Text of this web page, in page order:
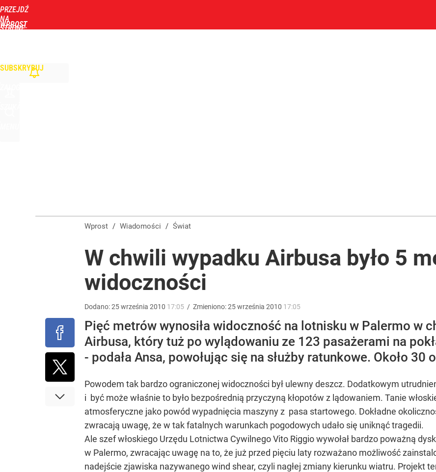
PRZEJDŹ
NA
STRONĘ
WPROST
SUBSKRYBUJ
4
Tego sondażu premier nie może zlekceważyć. Polacy o przywróceniu CPN
Masowe zatrucia nad polskim morzem. Wprowadzono kwarantannę
Morawiecki powoła partię. Chce współpracy z Mentzenem. „Jestem otwarty”
Wprost / Wiadomości / Świat
W chwili wypadku Airbusa było 5
widoczności
Dodano:25września 2010 17:05 / Zmieniono:25września 2010 17:05
Pięć metrów wynosiła widoczność na lotnisku w Palermo w
Airbusa, który tuż po wylądowaniu ze 123 pasażerami na
- podała Ansa, powołując się na służby ratunkowe. Około
Powodem tak bardzo ograniczonej widoczności był ulewny deszcz. Dodatkowym
i być może właśnie to było bezpośrednią przyczyną kłopotów z lądowaniem. Tanie
atmosferyczne jako powód wypadnięcia maszyny z pasa startowego. Dokładne
zwracają uwagę, że w tak fatalnych warunkach pogodowych udało się uniknąć tragedii.
Ale szef włoskiego Urzędu Lotnictwa Cywilnego Vito Riggio wywołał bardzo poważną
w Palermo, zwracając uwagę na to, że już przed pięciu laty rozważano możliwość
nadejście zjawiska nazywanego wind shear, czyli nagłej zmiany kierunku wiatru. Projekt